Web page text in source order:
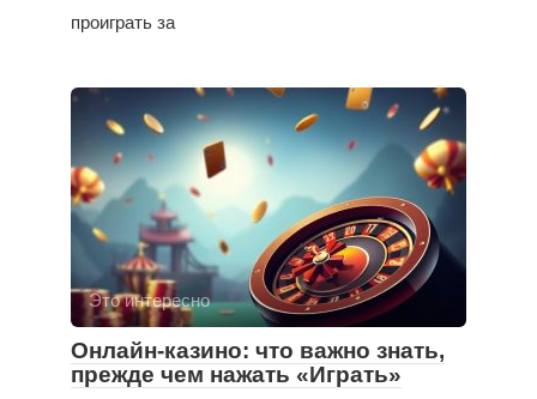
проиграть за
Это интересно
Онлайн-казино: что важно знать,
прежде чем нажать «Играть»